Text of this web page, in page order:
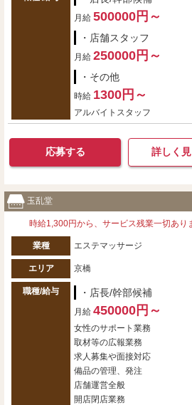
月給 500000円～
・店舗スタッフ
月給 250000円～
・その他
時給 1300円～
アルバイトスタッフ
応募する 詳しく
玉乱堂
時給1,300円から、サービス残業一切あり
業種 エステマッサージ
エリア 京橋
職種/給与 ・店長/幹部候補
月給 450000円～
女性のサポート業務
取材等の広報業務
求人募集や面接対応
備品の管理、発注
店舗運営全般
開店閉店業務